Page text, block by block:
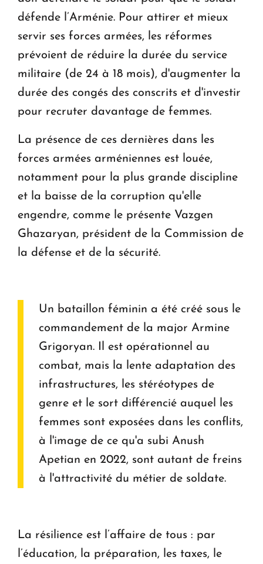
défende l’Arménie. Pour attirer et mieux
servir ses forces armées, les réformes
prévoient de réduire la durée du service
militaire (de 24 à 18 mois), d'augmenter la
durée des congés des conscrits et d'investir
pour recruter davantage de femmes.
La présence de ces dernières dans les
forces armées arméniennes est louée,
notamment pour la plus grande discipline
et la baisse de la corruption qu'elle
engendre, comme le présente Vazgen
Ghazaryan, président de la Commission de
la défense et de la sécurité.
Un bataillon féminin a été créé sous le
commandement de la major Armine
Grigoryan. Il est opérationnel au
combat, mais la lente adaptation des
infrastructures, les stéréotypes de
genre et le sort différencié auquel les
femmes sont exposées dans les conflits,
à l'image de ce qu'a subi Anush
Apetian en 2022, sont autant de freins
à l'attractivité du métier de soldate.
La résilience est l’affaire de tous : par
l’éducation, la préparation, les taxes, le